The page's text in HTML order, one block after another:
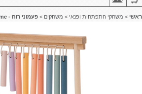
ראשי > משחקי התפתחות ופנאי > משחקים > פעמוני רוח - ‏‏‏‏Wind chime